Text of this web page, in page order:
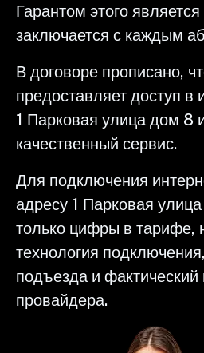
Гарантом этого
заключается с каждым
В договоре прописано,
предоставляет доступ в
1 Парковая улица дом 8
качественный сервис.
Для подключения
адресу 1 Парковая
только цифры в тарифе,
технология
подъезда и фактический
провайдера.